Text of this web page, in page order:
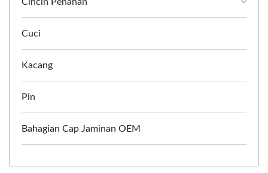
Cuci
Kacang
Pin
Bahagian Cap Jaminan OEM